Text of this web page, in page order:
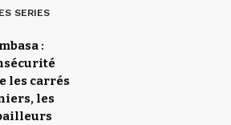
SERIES
:
les carrés
les